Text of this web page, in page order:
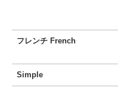
CONTACT US
PRIVACY POLICY
フレンチ French
Simple